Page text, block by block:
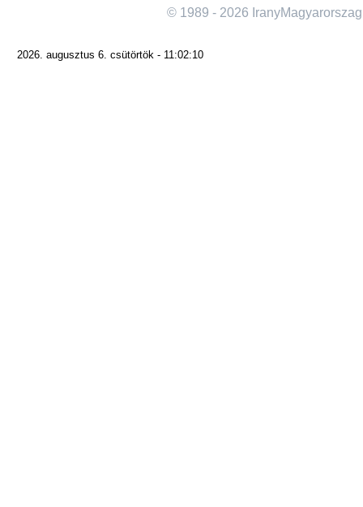
© 1989 - 2026
2026. augusztus 6. csütörtök - 11:02:10